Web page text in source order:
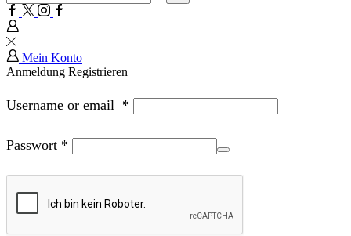
Suche
Facebook
TwitterInstagram
Google
Mein Konto
Anmeldung Registrieren
Username or email *
Passwort *